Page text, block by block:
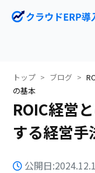
トップ ブログ
の基本
ROIC経営
する経営手
公開日